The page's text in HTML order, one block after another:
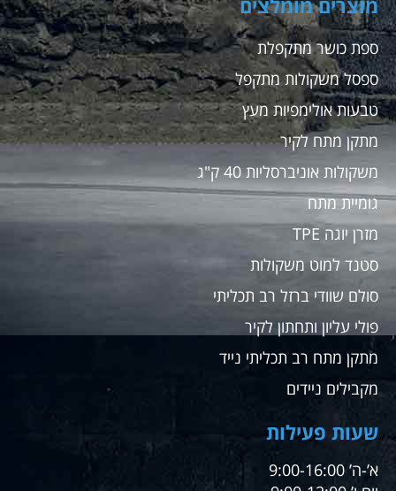
ספת כושר מתקפלת
ספסל משקולות מתקפל
טבעות אולימפיות מעץ
מתקן מתח לקיר
משקולות אוניברסליות 40 ק"ג
גומיית מתח
מזרן יוגה TPE
סטנד למוט משקולות
סולם שוודי ברזל רב תכליתי
פולי עליון ותחתון לקיר
מתקן מתח רב תכליתי נייד
מקבילים ניידים
שעות פעילות
א’-ה’ 9:00-16:00